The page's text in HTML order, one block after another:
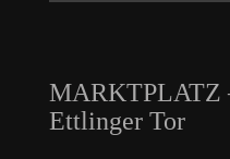
MARKTPLATZ
Ettlinger Tor